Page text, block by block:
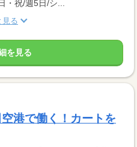
・祝/週5日/シ...
見る
を見る
港で働く！カートを